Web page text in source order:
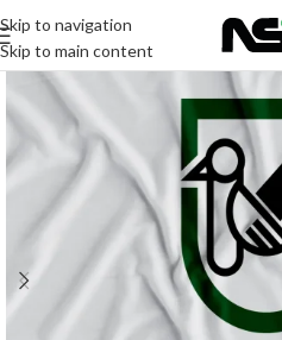
Skip to navigation
Skip to main content